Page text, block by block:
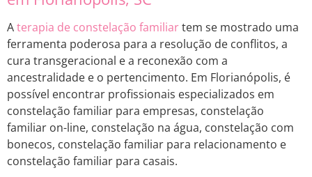
Aterapia de constelação familiartem se mostrado uma
ferramenta poderosa para a resolução de conflitos, a
cura transgeracional e a reconexão com a
ancestralidade e o pertencimento. Em Florianópolis, é
possível encontrar profissionais especializados em
constelação familiar para empresas, constelação
familiar on-line, constelação na água, constelação com
bonecos, constelação familiar para relacionamento e
constelação familiar para casais.